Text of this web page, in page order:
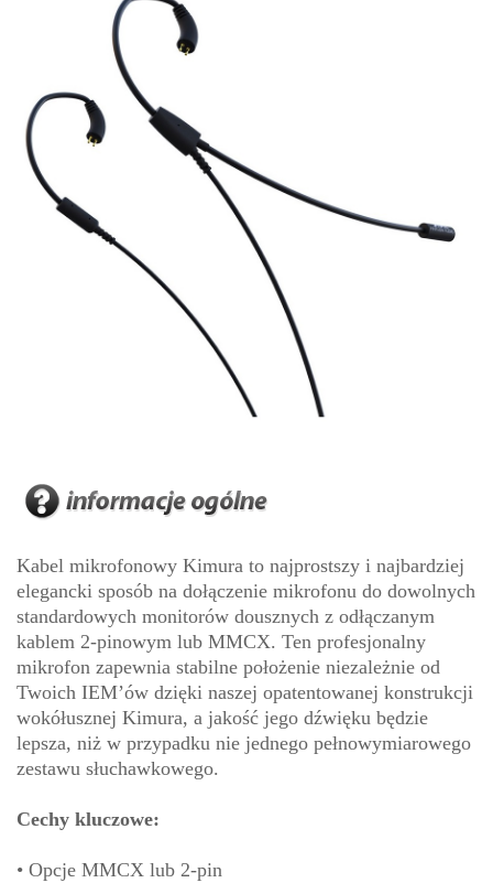
Kabel mikrofonowy Kimura to najprostszy i najbardziej
elegancki sposób na dołączenie mikrofonu do dowolnych
standardowych monitorów dousznych z odłączanym
kablem 2-pinowym lub MMCX. Ten profesjonalny
mikrofon zapewnia stabilne położenie niezależnie od
Twoich IEM’ów dzięki naszej opatentowanej konstrukcji
wokółusznej Kimura, a jakość jego dźwięku będzie
lepsza, niż w przypadku nie jednego pełnowymiarowego
zestawu słuchawkowego.
Cechy kluczowe:
• Opcje MMCX lub 2-pin